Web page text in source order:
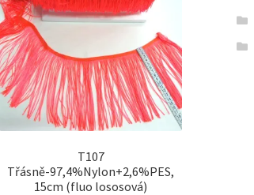
T107
Třásně-97,4%Nylon+2,6%PES,
15cm (fluo lososová)